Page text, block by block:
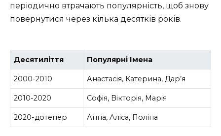
періодично втрачають популярність, щоб знову
повернутися через кілька десятків років.
Десятиліття Популярні Імена
2000-2010 Анастасія, Катерина, Дар’я
2010-2020 Софія, Вікторія, Марія
2020-дотепер Анна, Аліса, Поліна